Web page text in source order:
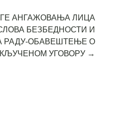
АНГАЖОВАЊА ЛИЦА
БЕЗБЕДНОСТИ И
РАДУ-ОБАВЕШТЕЊЕ О
УГОВОРУ →